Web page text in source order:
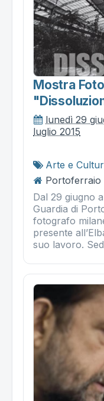
Mostra
lunedì 29
luglio 2015
Arte e
Portoferraio
Dal 29 giugno
Guardia di
fotografo
presente
suo lavoro.